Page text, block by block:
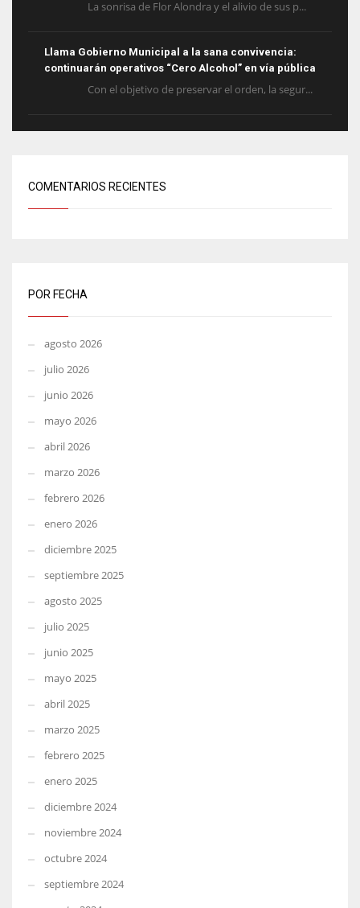
La sonrisa de Flor Alondra y el alivio de sus p...
Llama Gobierno Municipal a la sana convivencia:
continuarán operativos “Cero Alcohol” en vía pública
Con el objetivo de preservar el orden, la segur...
COMENTARIOS RECIENTES
POR FECHA
agosto 2026
julio 2026
junio 2026
mayo 2026
abril 2026
marzo 2026
febrero 2026
enero 2026
diciembre 2025
septiembre 2025
agosto 2025
julio 2025
junio 2025
mayo 2025
abril 2025
marzo 2025
febrero 2025
enero 2025
diciembre 2024
noviembre 2024
octubre 2024
septiembre 2024